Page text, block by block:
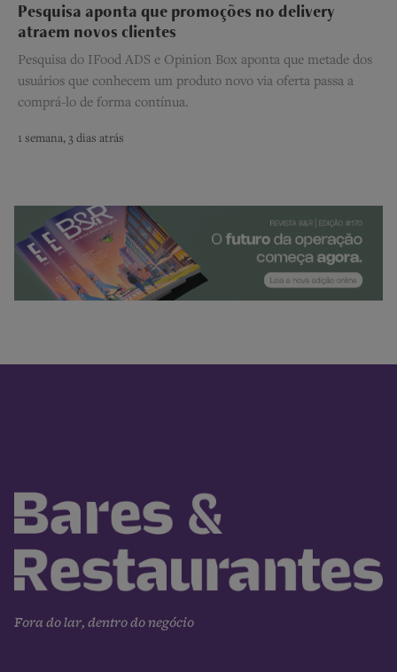
Pesquisa aponta que promoções no delivery
atraem novos clientes
Pesquisa do IFood ADS e Opinion Box aponta que metade dos
usuários que conhecem um produto novo via oferta passa a
comprá-lo de forma contínua.
1 semana, 3 dias atrás
Fora do lar, dentro do negócio